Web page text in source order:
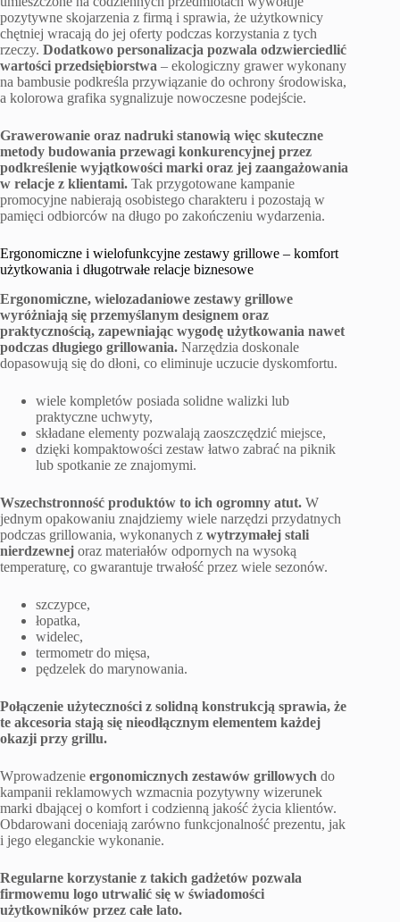
pozytywne skojarzenia z firmą i sprawia, że użytkownicy
chętniej wracają do jej oferty podczas korzystania z tych
rzeczy. Dodatkowo personalizacja pozwala odzwierciedlić
wartości przedsiębiorstwa – ekologiczny grawer wykonany
na bambusie podkreśla przywiązanie do ochrony środowiska,
a kolorowa grafika sygnalizuje nowoczesne podejście.
Grawerowanie oraz nadruki stanowią więc skuteczne
metody budowania przewagi konkurencyjnej przez
podkreślenie wyjątkowości marki oraz jej zaangażowania
w relacje z klientami. Tak przygotowane kampanie
promocyjne nabierają osobistego charakteru i pozostają w
pamięci odbiorców na długo po zakończeniu wydarzenia.
Ergonomiczne i wielofunkcyjne zestawy grillowe – komfort
użytkowania i długotrwałe relacje biznesowe
Ergonomiczne, wielozadaniowe zestawy grillowe
wyróżniają się przemyślanym designem oraz
praktycznością, zapewniając wygodę użytkowania nawet
podczas długiego grillowania. Narzędzia doskonale
dopasowują się do dłoni, co eliminuje uczucie dyskomfortu.
wiele kompletów posiada solidne walizki lub
praktyczne uchwyty,
składane elementy pozwalają zaoszczędzić miejsce,
dzięki kompaktowości zestaw łatwo zabrać na piknik
lub spotkanie ze znajomymi.
Wszechstronność produktów to ich ogromny atut. W
jednym opakowaniu znajdziemy wiele narzędzi przydatnych
podczas grillowania, wykonanych z wytrzymałej stali
nierdzewnej oraz materiałów odpornych na wysoką
temperaturę, co gwarantuje trwałość przez wiele sezonów.
szczypce,
łopatka,
widelec,
termometr do mięsa,
pędzelek do marynowania.
Połączenie użyteczności z solidną konstrukcją sprawia, że
te akcesoria stają się nieodłącznym elementem każdej
okazji przy grillu.
Wprowadzenie ergonomicznych zestawów grillowych do
kampanii reklamowych wzmacnia pozytywny wizerunek
marki dbającej o komfort i codzienną jakość życia klientów.
Obdarowani doceniają zarówno funkcjonalność prezentu, jak
i jego eleganckie wykonanie.
Regularne korzystanie z takich gadżetów pozwala
firmowemu logo utrwalić się w świadomości
użytkowników przez całe lato.